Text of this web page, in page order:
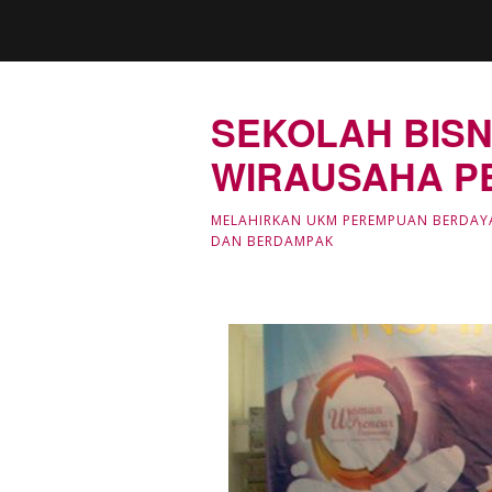
SEKOLAH
WIRAUSAHA
MELAHIRKAN UKM PEREMPUAN
DAN BERDAMPAK